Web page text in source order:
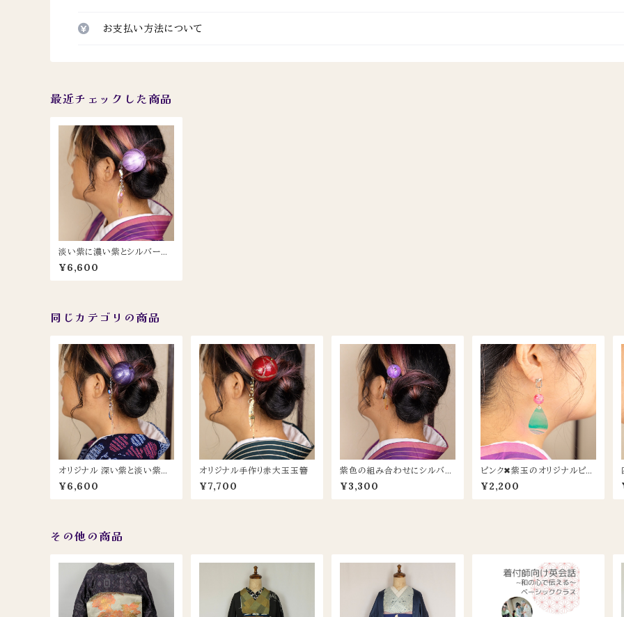
お支払い方法について
最近チェックした商品
淡い紫に濃い紫とシルバーで
線の入った５cm大玉簪
¥6,600
同じカテゴリの商品
オリジナル 深い紫と淡い紫色
にラメが美しい玉簪
¥6,600
オリジナル手作り赤大玉玉簪
¥7,700
紫色の組み合わせにシルバー
が個性的な３cm玉簪
¥3,300
ピンク✖︎紫玉のオリジナルピア
ス
¥2,200
その他の商品